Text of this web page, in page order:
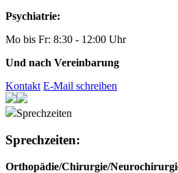
Psychiatrie:
Mo bis Fr: 8:30 - 12:00 Uhr
Und nach Vereinbarung
Kontakt E-Mail schreiben
Sprechzeiten
Sprechzeiten:
Orthopädie/Chirurgie/